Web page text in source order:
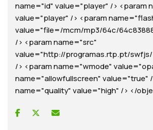
name="id" value="player" /> <param
value="player" /> <param
value="file=/mcm/mp3/64c/
/> <param name="src"
value="http://programas.rtp.pt/
/> <param name="wmode"
name="allowfullscreen" value="true"
name="quality" value="high" /> </